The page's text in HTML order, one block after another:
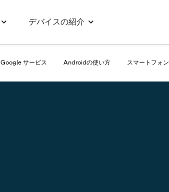
デバイスの紹介
Google サービス Androidの使い方 スマートフォン